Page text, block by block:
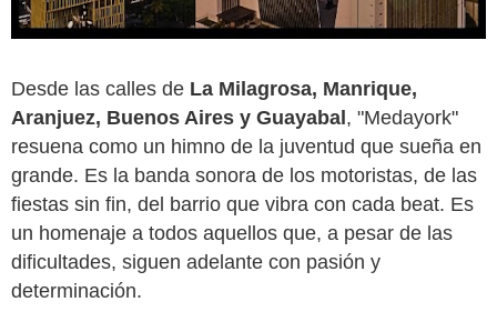
Desde las calles de La Milagrosa, Manrique,
Aranjuez, Buenos Aires y Guayabal, "Medayork"
resuena como un himno de la juventud que sueña en
grande. Es la banda sonora de los motoristas, de las
fiestas sin fin, del barrio que vibra con cada beat. Es
un homenaje a todos aquellos que, a pesar de las
dificultades, siguen adelante con pasión y
determinación.